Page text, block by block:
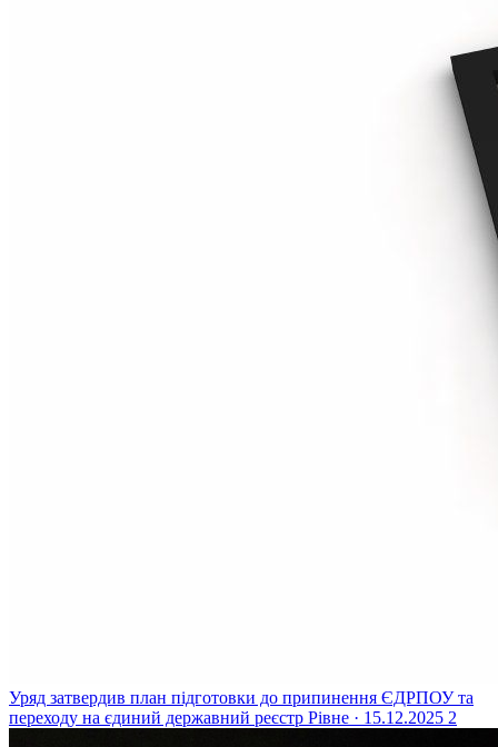
Уряд затвердив план підготовки до припинення ЄДРПОУ та
переходу на єдиний державний реєстр Рівне · 15.12.2025 2